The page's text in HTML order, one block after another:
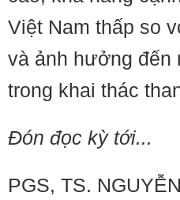
Việt Nam thấp so
và ảnh hưởng đến
trong khai thác
Đón đọc kỳ tới...
PGS, TS.